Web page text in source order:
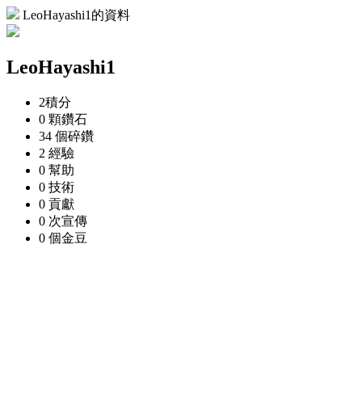
LeoHayashi1的資料
LeoHayashi1
2積分
0 顆鑽石
34 個碎鑽
2 經驗
0 幫助
0 技術
0 貢獻
0 次宣傳
0 個金豆